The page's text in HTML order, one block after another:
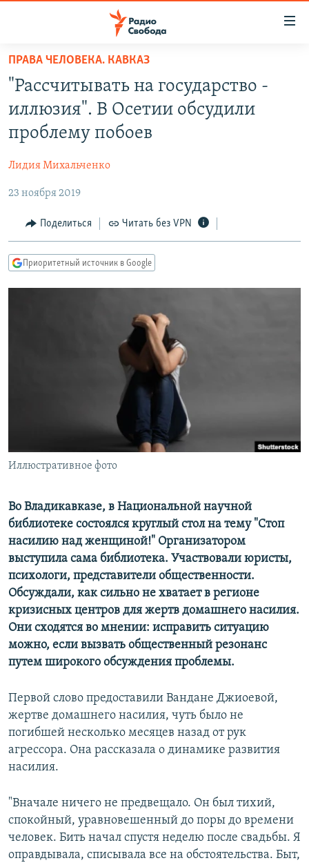
упрощенного
доступа
основному
Вернутся
навигации
Вернутся
поиску
ПРОГРАММЫ
АВТОРСКИЕ ПРОЕКТЫ
МНЕНИЯ
КУЛЬТУРА
IDEL.РЕАЛИИ
СЕВЕР.РЕАЛИИ
РАСПИСАНИЕ ВЕЩАНИЯ
ПОДПИШИТЕСЬ НА РАССЫЛКУ
ПРАВА ЧЕЛОВЕКА. КАВКАЗ
"Рассчитывать на государство -
иллюзия". В Осетии обсудили
проблему побоев
Лидия Михальченко
23 ноября 2019
Поделиться Читать без VPN
Приоритетный источник в Google
Иллюстративное фото
Во Владикавказе, в Национальной научной
библиотеке состоялся круглый стол на тему "Стоп
насилию над женщиной!" Организатором
выступила сама библиотека. Участвовали юристы,
психологи, представители общественности.
Обсуждали, как сильно не хватает в регионе
кризисных центров для жертв домашнего насилия.
Они сходятся во мнении: исправить ситуацию
можно, если вызвать общественный резонанс
путем широкого обсуждения проблемы.
Первой слово предоставили Вандане Джиоевой,
жертве домашнего насилия, чуть было не
погибшей несколько месяцев назад от рук
агрессора. Она рассказала о динамике развития
насилия.
"Вначале ничего не предвещало. Он был тихий,
спокойный, уравновешенный до поры до времени
человек. Бить начал спустя неделю после свадьбы. Я
оправдывала, списывала все на обстоятельства. Быт,